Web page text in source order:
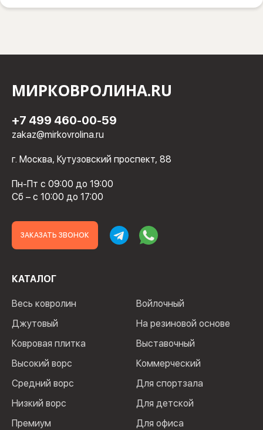
МИРКОВРОЛИНА.RU
+7 499 460-00-59
zakaz@mirkovrolina.ru
г. Москва, Кутузовский проспект, 88
Пн-Пт с 09:00 до 19:00
Сб – с 10:00 до 17:00
ЗАКАЗАТЬ ЗВОНОК
КАТАЛОГ
Весь ковролин
Джутовый
Ковровая плитка
Высокий ворс
Средний ворс
Низкий ворс
Премиум
Войлочный
На резиновой основе
Выставочный
Коммерческий
Для спортзала
Для детской
Для офиса